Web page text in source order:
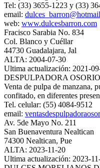
Tel: (33) 3655-1223 y (33)
email:
web: www.dulcesbarron.com
Fracisco Sarabia No. 834
Col. Blanco y Cuéllar
44730 Guadalajara, Jal
ALTA: 2004-07-30
Ultima actualización: 2021-
DESPULPADORA OSORIO
Venta de pulpa de manzana,
confitado, en diferentes
Tel. celular: (55) 4084-9512
email:
Av. 5de Mayo No. 211
San Buenaventura Nealtican
74300 Nealtican, Pue
ALTA: 2023-11-20
Ultima actualización: 2023-